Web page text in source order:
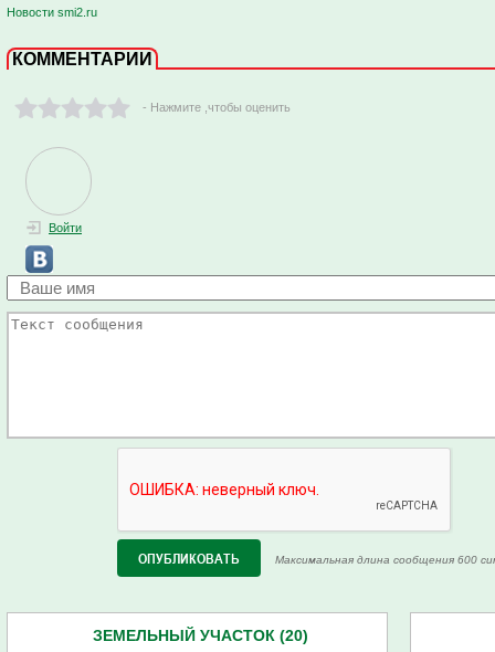
Новости smi2.ru
КОММЕНТАРИИ
- Нажмите ,чтобы оценить
Войти
Максимальная длина сообщения 600
ЗЕМЕЛЬНЫЙ УЧАСТОК (20)